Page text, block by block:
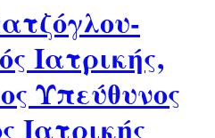
Ιατρικής,
Υπεύθυνος
Ιατρικής